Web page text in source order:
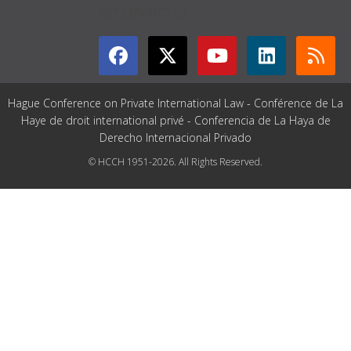
Hague Conference on Private International Law - Conférence de La
Haye de droit international privé - Conferencia de La Haya de
Derecho Internacional Privado
© HCCH 1951-2026. All Rights Reserved.